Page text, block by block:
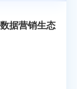
据营销生态